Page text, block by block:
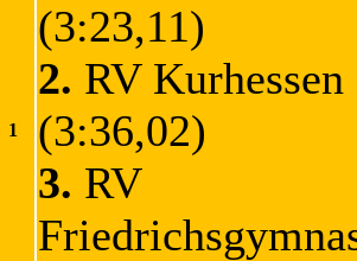
1
(3:23,11)
2. RV
(3:36,02)
3. RV